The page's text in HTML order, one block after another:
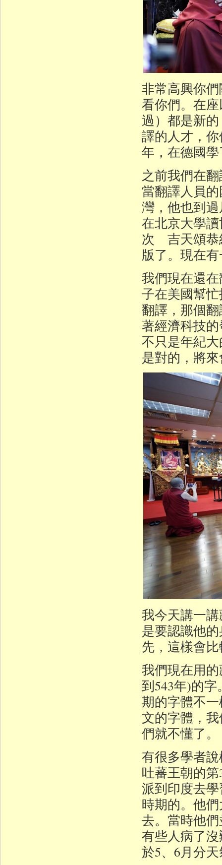
非常高興你
看你們。在
過）都是新
譯的人才，
年，在德國
之前我們在
當翻譯人員
灣，他也到
在北京大學
次 吉天頌恭
版了。現在
我們現在還
子在美國幫
翻譯，那個
著經濟科技
不只是年紀
是對的，將
我今天講一
是要認識他
先，這樣會
我們現在用
到543年)的
期的字體不
文的字體，
們就不懂了。
有很多學者
吐蕃王朝的
派到印度去
時期的。他
去。當時他
有些人病了
於5、6月分